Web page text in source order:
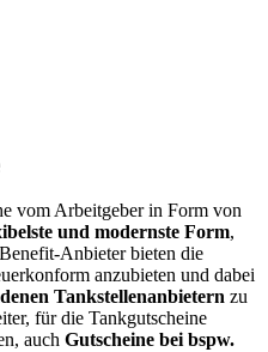
vom Arbeitgeber in Form von
und modernste Form,
Anbieter bieten die
anzubieten und dabei
Tankstellenanbietern zu
für die Tankgutscheine
auch Gutscheine bei bspw.